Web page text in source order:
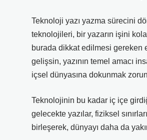
Teknoloji yazı yazma sürecini
teknolojileri, bir yazarın işini
burada dikkat edilmesi gereken
gelişsin, yazının temel amacı
içsel dünyasına dokunmak
Teknolojinin bu kadar iç içe
gelecekte yazılar, fiziksel
birleşerek, dünyayı daha da